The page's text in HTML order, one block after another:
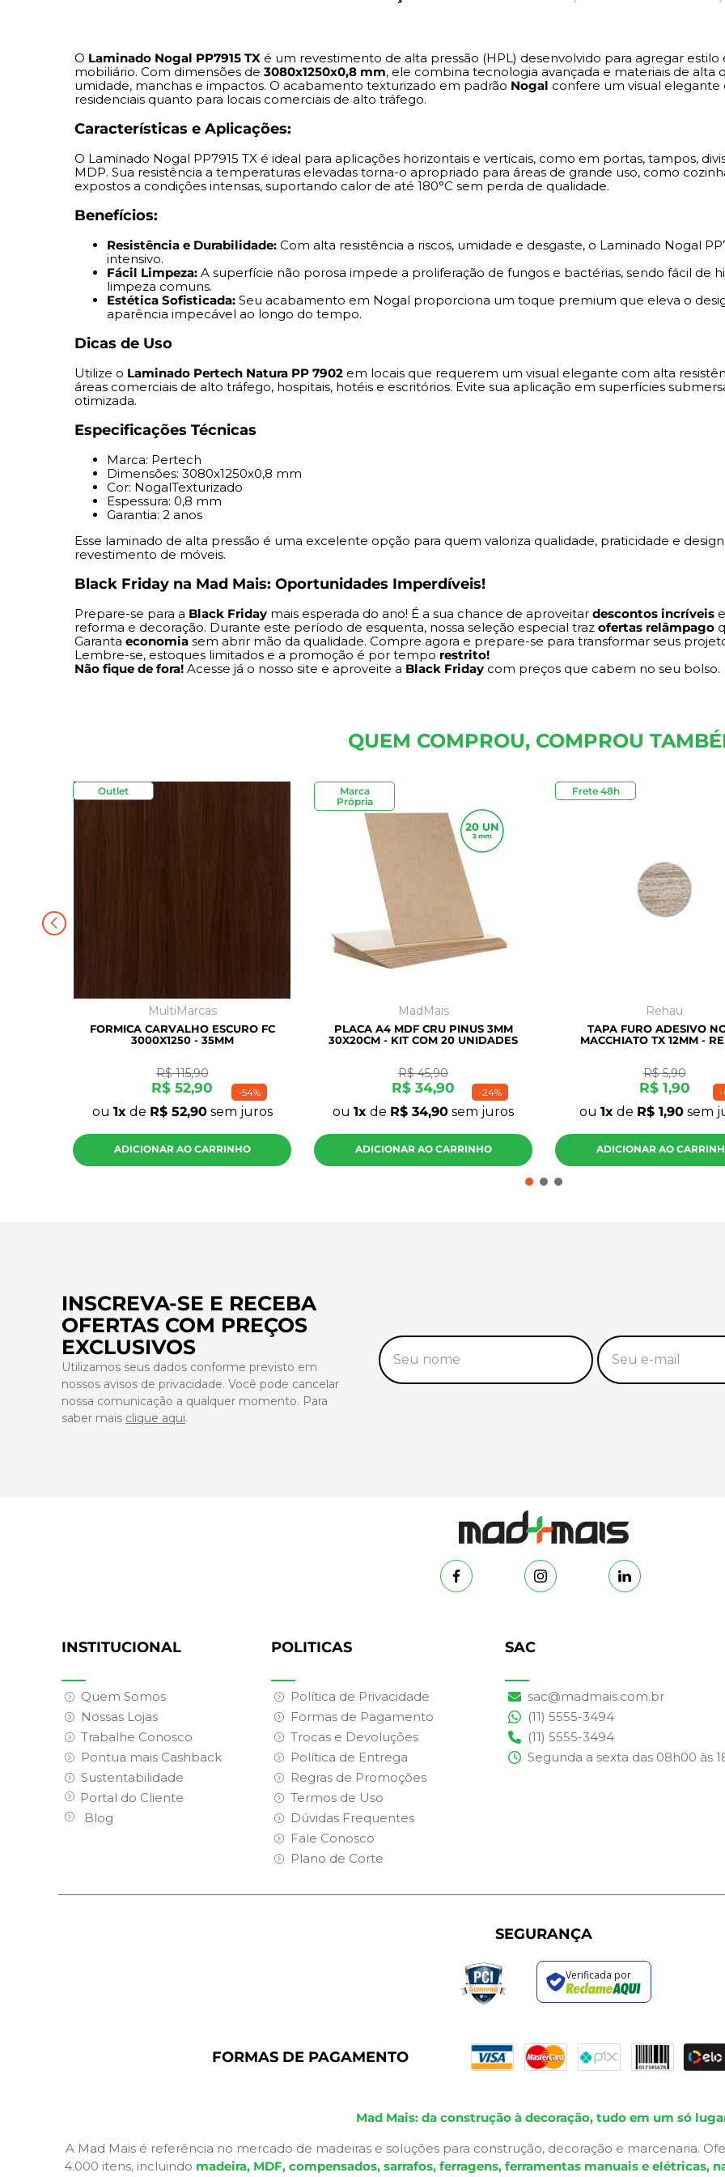
fungos e bactérias,
produtos de limpeza
Dicas de Uso
áreas comerciais de alto
otimizada.
Especificações Técnicas
Cor: NogalTexturizado
Prepare-se para a Black
especial traz
ofertas
Garantaeconomiasem abrir
para transformar seus
Não fique de fora!Acesse já
O Laminado Nogal PP7915 TX é um revestimento de alta pressão (HPL) desenvolvido para agregar
mobiliário. Com dimensões de 3080x1250x0,8 mm, ele combina tecnologia avançada e materiais de
umidade, manchas e impactos. O acabamento texturizado em padrão Nogal confere um visual
residenciais quanto para locais comerciais de alto tráfego.
Características e Aplicações:
O Laminado Nogal PP7915 TX é ideal para aplicações horizontais e verticais, como em portas, tampos,
MDP. Sua resistência a temperaturas elevadas torna-o apropriado para áreas de grande uso, como
expostos a condições intensas, suportando calor de até 180°C sem perda de qualidade.
Benefícios:
Resistência e Durabilidade: Com alta resistência a riscos, umidade e desgaste, o Laminado Nogal
intensivo.
Fácil Limpeza: A superfície não porosa impede a proliferação de fungos e bactérias, sendo fácil de
limpeza comuns.
Estética Sofisticada: Seu acabamento em Nogal proporciona um toque premium que eleva o
aparência impecável ao longo do tempo.
Dicas de Uso
Utilize o Laminado Pertech Natura PP 7902 em locais que requerem um visual elegante com alta
áreas comerciais de alto tráfego, hospitais, hotéis e escritórios. Evite sua aplicação em superfícies
otimizada.
Especificações Técnicas
Marca: Pertech
Dimensões: 3080x1250x0,8 mm
Cor: NogalTexturizado
Espessura: 0,8 mm
Garantia: 2 anos
Esse laminado de alta pressão é uma excelente opção para quem valoriza qualidade, praticidade e
revestimento de móveis.
Black Friday na Mad Mais: Oportunidades Imperdíveis!
Prepare-se para a Black Friday mais esperada do ano! É a sua chance de aproveitar descontos incríveis
reforma e decoração. Durante este período de esquenta, nossa seleção especial traz ofertas relâmpago
Garanta economia sem abrir mão da qualidade. Compre agora e prepare-se para transformar seus
Lembre-se, estoques limitados e a promoção é por tempo restrito!
Não fique de fora! Acesse já o nosso site e aproveite a Black Friday com preços que cabem no seu bolso.
QUEM COMPROU, COMPROU
-54%
Outlet
MultiMarcas
FORMICA CARVALHO ESCURO FC
3000X1250 - 35MM
R$ 115,90
R$ 52,90
ou 1 de R$ 52,90sem juros
ADICIONAR AO CARRINHO
-24%
Marca
Própria
MadMais
PLACA A4 MDF CRU PINUS 3MM
30X20CM - KIT COM 20 UNIDADES
R$ 45,90
R$ 34,90
ou1 de R$ 34,90 sem juros
ADICIONAR AO CARRINHO
-
Outlet
Frete 48h
Rehau
TAPA FURO ADESIVO
MACCHIATO TX 12MM -
R$ 5,90
R$ 1,90
ou1 de R$ 1,90 sem
ADICIONAR AO
INSCREVA-SE E RECEBA
OFERTAS COM PREÇOS
EXCLUSIVOS
Utilizamos seus dados conforme previsto em
nossos avisos de privacidade. Você pode cancelar
nossa comunicação a qualquer momento. Para
saber mais clique aqui.
INSTITUCIONAL
Quem Somos
Nossas Lojas
Trabalhe Conosco
Pontua mais Cashback
Sustentabilidade
Portal do Cliente
Blog
POLITICAS
Política de Privacidade
Formas de Pagamento
Trocas e Devoluções
Política de Entrega
Regras de Promoções
Termos de Uso
Dúvidas Frequentes
Fale Conosco
Plano de Corte
SAC
sac@madmais.com.br
(11) 5555-3494
(11) 5555-3494
Segunda a sexta das 08h00 às
SEGURANÇA
Verificada por
FORMAS DE PAGAMENTO
Mad Mais: da construção à decoração, tudo em um só
A Mad Mais é referência no mercado de madeiras e soluções para construção, decoração e marcenaria.
4.000 itens, incluindo madeira, MDF, compensados, sarrafos, ferragens, ferramentas manuais e elétricas,